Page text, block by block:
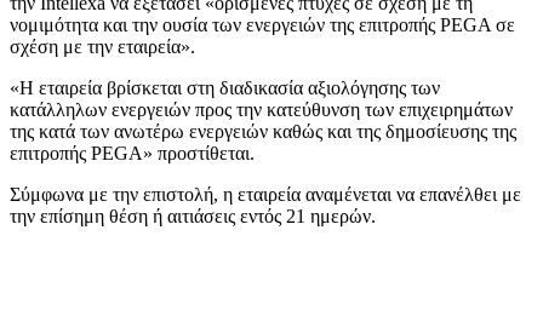
νομιμότητα και την ουσία των ενεργειών της επιτροπής PEGA σε
σχέση με την εταιρεία».
«Η εταιρεία βρίσκεται στη διαδικασία αξιολόγησης των
κατάλληλων ενεργειών προς την κατεύθυνση των επιχειρημάτων
της κατά των ανωτέρω ενεργειών καθώς και της δημοσίευσης της
επιτροπής PEGA» προστίθεται.
Σύμφωνα με την επιστολή, η εταιρεία αναμένεται να επανέλθει με
την επίσημη θέση ή αιτιάσεις εντός 21 ημερών.